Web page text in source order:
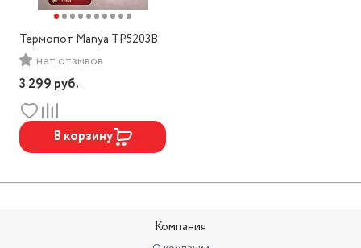
Термопот Manya TP5203B
нет отзывов
3 299 руб.
В корзину
Компания